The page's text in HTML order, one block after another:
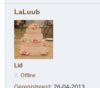
LaLuub
Lid
Offline